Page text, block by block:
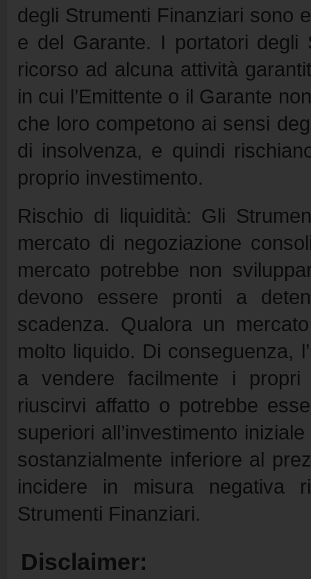
degli Strumenti Finanziari sono
e del Garante. I portatori degli
ricorso ad alcuna attività
in cui l’Emittente o il Garante
che loro competono ai sensi
di insolvenza, e quindi
proprio investimento.
Rischio di liquidità: Gli
mercato di negoziazione
mercato potrebbe non
devono essere pronti a
scadenza. Qualora un
molto liquido. Di conseguenza,
a vendere facilmente i
riuscirvi affatto o potrebbe
superiori all’investimento
sostanzialmente inferiore al
incidere in misura negativa
Strumenti Finanziari.
Disclaimer: